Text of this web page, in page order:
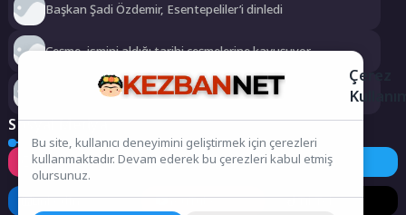
Başkan Şadi Özdemir, Esentepeliler’i dinledi
Çeşme, ismini aldığı tarihi çeşmelerine kavuşuyor
Kapadokya Motorsporları Kompleksi Açılıyor
Sosyal Medya
Instagram Facebook Twitter
LinkedIn YouTube TikTok
Çerez
Bu site, kullanıcı deneyimini geliştirmek için çerezleri
kullanmaktadır. Devam ederek bu çerezleri kabul etmiş
olursunuz.